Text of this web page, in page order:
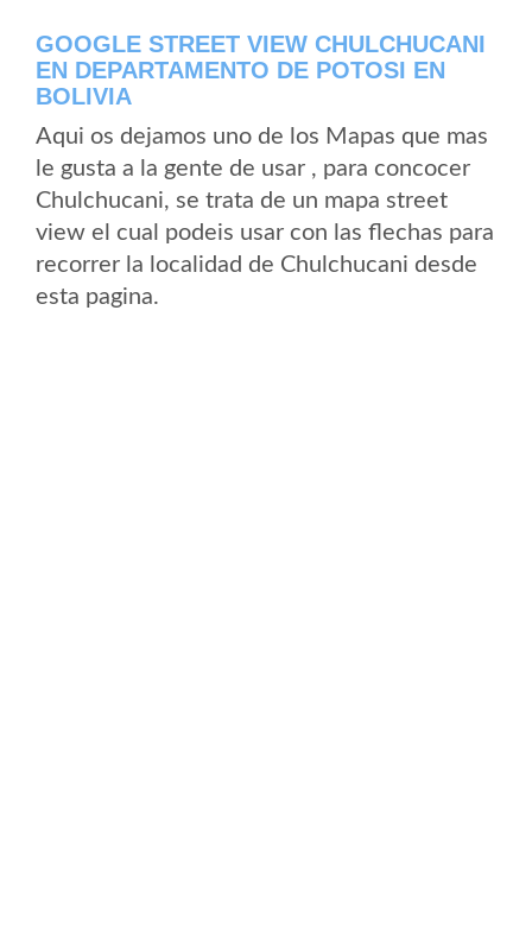
GOOGLE STREET VIEW CHULCHUCANI
EN DEPARTAMENTO DE POTOSI EN
BOLIVIA
Aqui os dejamos uno de los Mapas que mas
le gusta a la gente de usar , para concocer
Chulchucani, se trata de un mapa street
view el cual podeis usar con las flechas para
recorrer la localidad de Chulchucani desde
esta pagina.